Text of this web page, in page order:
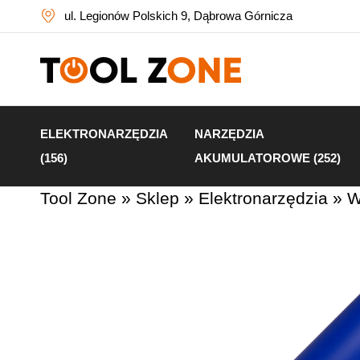
ul. Legionów Polskich 9, Dąbrowa Górnicza
ELEKTRONARZĘDZIA
(156)
NARZĘDZIA
AKUMULATOROWE (252)
Tool Zone » Sklep » Elektronarzędzia »